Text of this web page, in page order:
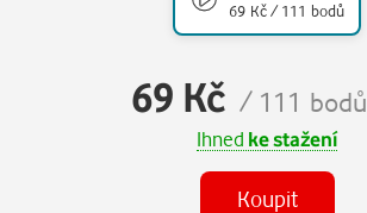
69 Kč / 111 bodů
69 Kč / 111 bodů
Ihned ke stažení
Koupit